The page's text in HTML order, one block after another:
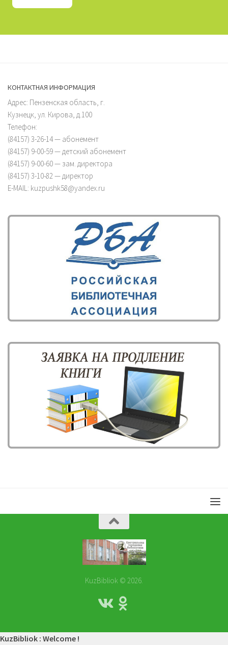
КОНТАКТНАЯ ИНФОРМАЦИЯ
Адрес: Пензенская область, г.
Кузнецк, ул. Кирова, д.100
Телефон:
(84157) 3-26-14 — абонемент
(84157) 9-00-59 — детский абонемент
(84157) 9-00-60 — зам. директора
(84157) 3-10-82 — директор
E-MAIL: kuzpushk58@yandex.ru
KuzBibliok © 2026.
KuzBibliok : Welcome !